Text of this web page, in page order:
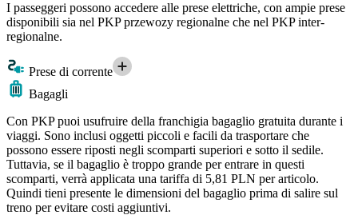
I passeggeri possono accedere alle prese elettriche, con ampie prese
disponibili sia nel PKP przewozy regionalne che nel PKP inter-
regionalne.
Prese di corrente
Bagagli
Con PKP puoi usufruire della franchigia bagaglio gratuita durante i
viaggi. Sono inclusi oggetti piccoli e facili da trasportare che
possono essere riposti negli scomparti superiori e sotto il sedile.
Tuttavia, se il bagaglio è troppo grande per entrare in questi
scomparti, verrà applicata una tariffa di 5,81 PLN per articolo.
Quindi tieni presente le dimensioni del bagaglio prima di salire sul
treno per evitare costi aggiuntivi.